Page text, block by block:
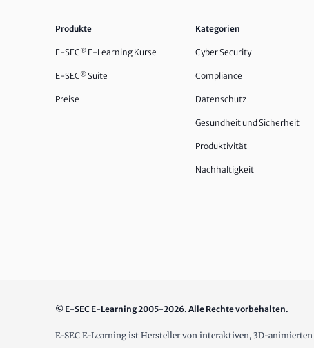
Produkte
E-SEC® E-Learning Kurse
E-SEC®Suite
Preise
Kategorien
Cyber Security
Compliance
Datenschutz
Gesundheit und Sicherheit
Produktivität
Nachhaltigkeit
© E-SEC E-Learning 2005-2026. Alle Rechte vorbehalten.
E-SEC E-Learning ist Hersteller von interaktiven, 3D-animierten